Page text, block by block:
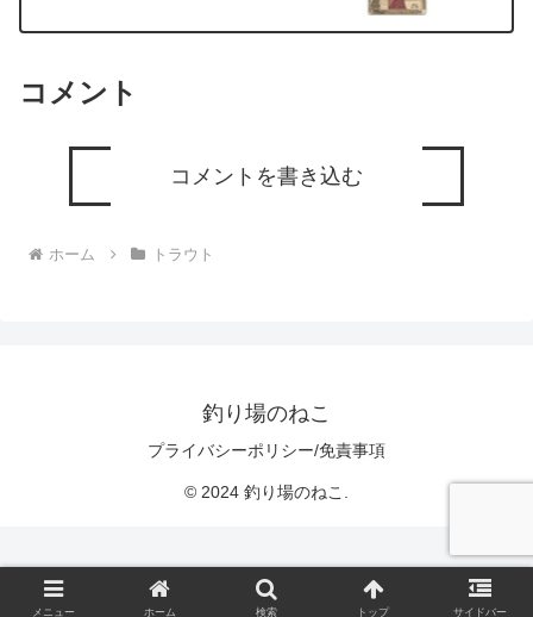
コメント
コメントを書き込む
ホーム トラウト
釣り場のねこ
プライバシーポリシー/免責事項
© 2024 釣り場のねこ.
メニュー ホーム 検索 トップ サイドバー